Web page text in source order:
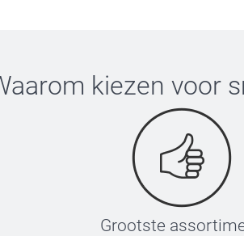
kiezen voor
Grootste